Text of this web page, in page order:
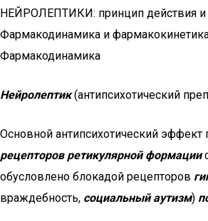
НЕЙРОЛЕПТИКИ: принцип действия и
Фармакодинамика и
Фармакодинамика
Нейролептик(антипсихотический
Основной антипсихотический эффект
рецепторов ретикулярной формации
обусловлено блокадой рецепторов
враждебность, социальный аутизм)